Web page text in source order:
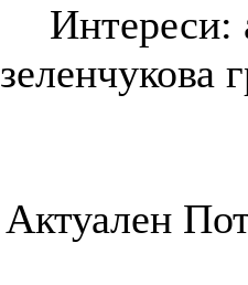
Интереси:
зеленчукова
Актуален